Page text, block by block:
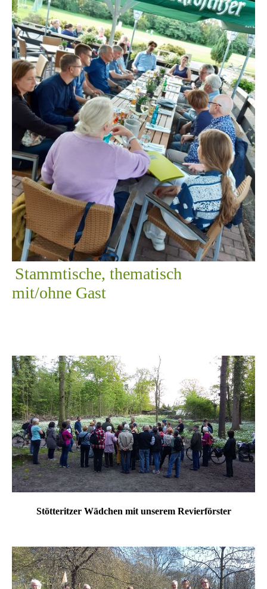
Stammtische, thematisch
mit/ohne Gast
Stötteritzer Wädchen mit unserem Revierförster